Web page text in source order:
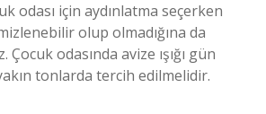
odası için aydınlatma seçerken
olup olmadığına da
odasında avize ışığı gün
tonlarda tercih edilmelidir.